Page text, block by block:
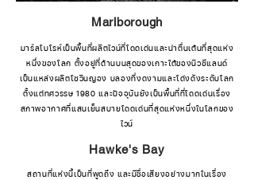
Marlborough
มาร์ลโบโรห์เป็นพื้นที่ผลิตไวน์ที่โดดเด่นและน่าตื่นเต้นที่สุดแห่ง
หนึ่งของโลก ตั้งอยู่ที่ด้านบนสุดของเกาะใต้ของนิวซีแลนด์
เป็นแหล่งผลิตโซวินญอง บลองที่งดงามและโด่งดังระดับโลก
ตั้งแต่ทศวรรษ 1980 และปัจจุบันยังเป็นพื้นที่ที่โดดเด่นเรื่อง
สภาพอากาศที่แสนเย็นสบายโดดเด่นที่สุดแห่งหนึ่งในโลกของ
ไวน์
Hawke's Bay
สถานที่แห่งนี้เป็นที่พูดถึง และมีชื่อเสียงอย่างมากในเรื่อง